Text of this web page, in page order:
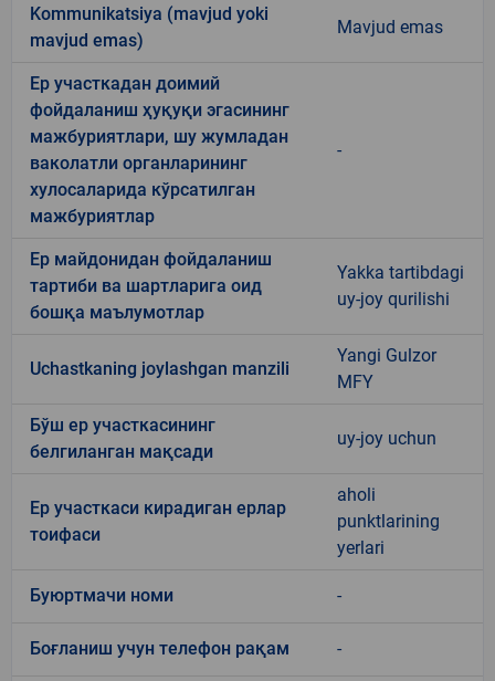
Kommunikatsiya (mavjud yoki
mavjud emas)
Mavjud emas
Ер участкадан доимий
фойдаланиш ҳуқуқи эгасининг
мажбуриятлари, шу жумладан
ваколатли органларининг
хулосаларида кўрсатилган
мажбуриятлар
-
Ер майдонидан фойдаланиш
тартиби ва шартларига оид
бошқа маълумотлар
Yakka tartibdagi
uy-joy qurilishi
Uchastkaning joylashgan manzili
Yangi Gulzor
MFY
Бўш ер участкасининг
белгиланган мақсади
uy-joy uchun
Ер участкаси кирадиган ерлар
тоифаси
aholi
punktlarining
yerlari
Буюртмачи номи -
Боғланиш учун телефон рақам -